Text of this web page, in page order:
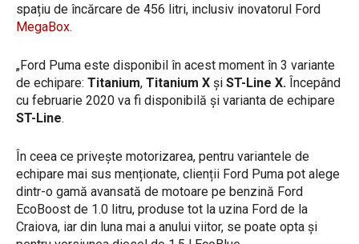
spațiu de încărcare de 456 litri, inclusiv inovatorul Ford
MegaBox.
„Ford Puma este disponibil în acest moment în 3 variante
de echipare: Titanium, Titanium X și ST-Line X. Începând
cu februarie 2020 va fi disponibilă și varianta de echipare
ST-Line.
În ceea ce privește motorizarea, pentru variantele de
echipare mai sus menționate, clienții Ford Puma pot alege
dintr-o gamă avansată de motoare pe benzină Ford
EcoBoost de 1.0 litru, produse tot la uzina Ford de la
Craiova, iar din luna mai a anului viitor, se poate opta și